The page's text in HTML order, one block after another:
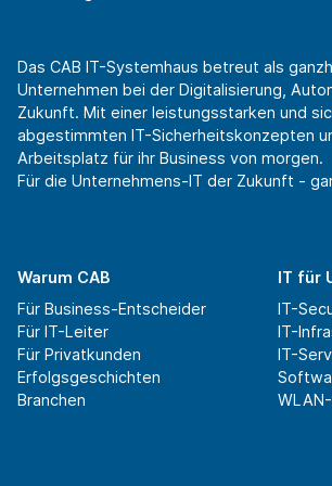
Das CAB IT-Systemhaus betreut als
Unternehmen bei der Digitalisierung,
Zukunft. Mit einer leistungsstarken und
abgestimmten IT-Sicherheitskonzepten
Arbeitsplatz für ihr Business von morgen.
Für die Unternehmens-IT der Zukunft -
Warum CAB
Für Business-Entscheider
Für IT-Leiter
Für Privatkunden
Erfolgsgeschichten
Branchen
IT für
IT-
IT-
IT-